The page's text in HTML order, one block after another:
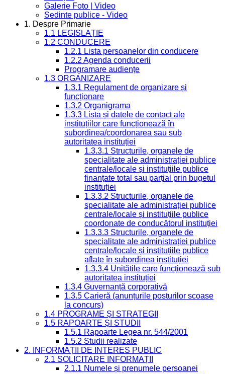
Galerie Foto | Video
Sedinte publice - Video
1. Despre Primarie
1.1 LEGISLAȚIE
1.2 CONDUCERE
1.2.1 Lista persoanelor din conducere
1.2.2 Agenda conducerii
Programare audiențe
1.3 ORGANIZARE
1.3.1 Regulament de organizare și
funcționare
1.3.2 Organigrama
1.3.3 Lista și datele de contact ale
instituțiilor care funcționează în
subordinea/coordonarea sau sub
autoritatea instituției
1.3.3.1 Structurile, organele de
specialitate ale administrației publice
centrale/locale și instituțiile publice
finanțate total sau parțial prin bugetul
instituției
1.3.3.2 Structurile, organele de
specialitate ale administrației publice
centrale/locale și instituțiile publice
coordonate de conducătorul instituției
1.3.3.3 Structurile, organele de
specialitate ale administrației publice
centrale/locale și instituțiile publice
aflate în subordinea instituției
1.3.3.4 Unitățile care funcționează sub
autoritatea instituției
1.3.4 Guvernanță corporativă
1.3.5 Carieră (anunțurile posturilor scoase
la concurs)
1.4 PROGRAME ȘI STRATEGII
1.5 RAPOARTE ȘI STUDII
1.5.1 Rapoarte Legea nr. 544/2001
1.5.2 Studii realizate
2. INFORMAȚII DE INTERES PUBLIC
2.1 SOLICITARE INFORMAȚII
2.1.1 Numele și prenumele persoanei